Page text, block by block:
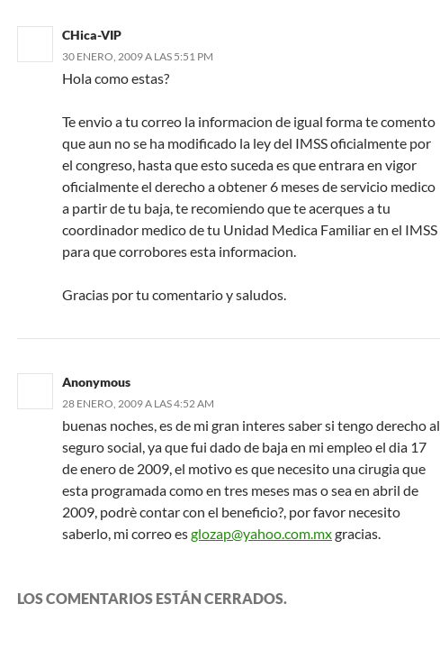
CHica-VIP
30 ENERO, 2009 A LAS 5:51 PM
Hola como estas?
Te envio a tu correo la informacion de igual forma te comento
que aun no se ha modificado la ley del IMSS oficialmente por
el congreso, hasta que esto suceda es que entrara en vigor
oficialmente el derecho a obtener 6 meses de servicio medico
a partir de tu baja, te recomiendo que te acerques a tu
coordinador medico de tu Unidad Medica Familiar en el IMSS
para que corrobores esta informacion.
Gracias por tu comentario y saludos.
Anonymous
28 ENERO, 2009 A LAS 4:52 AM
buenas noches, es de mi gran interes saber si tengo derecho al
seguro social, ya que fui dado de baja en mi empleo el dia 17
de enero de 2009, el motivo es que necesito una cirugia que
esta programada como en tres meses mas o sea en abril de
2009, podrè contar con el beneficio?, por favor necesito
saberlo, mi correo esglozap@yahoo.com.mxgracias.
LOS COMENTARIOS ESTÁN CERRADOS.